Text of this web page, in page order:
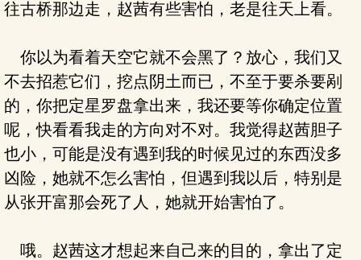
往古桥那边走，赵茜有些害怕，老是往天上看。
你以为看着天空它就不会黑了？放心，我们又
不去招惹它们，挖点阴土而已，不至于要杀要剐
的，你把定星罗盘拿出来，我还要等你确定位置
呢，快看看我走的方向对不对。我觉得赵茜胆子
也小，可能是没有遇到我的时候见过的东西没多
凶险，她就不怎么害怕，但遇到我以后，特别是
从张开富那会死了人，她就开始害怕了。
哦。赵茜这才想起来自己来的目的，拿出了定